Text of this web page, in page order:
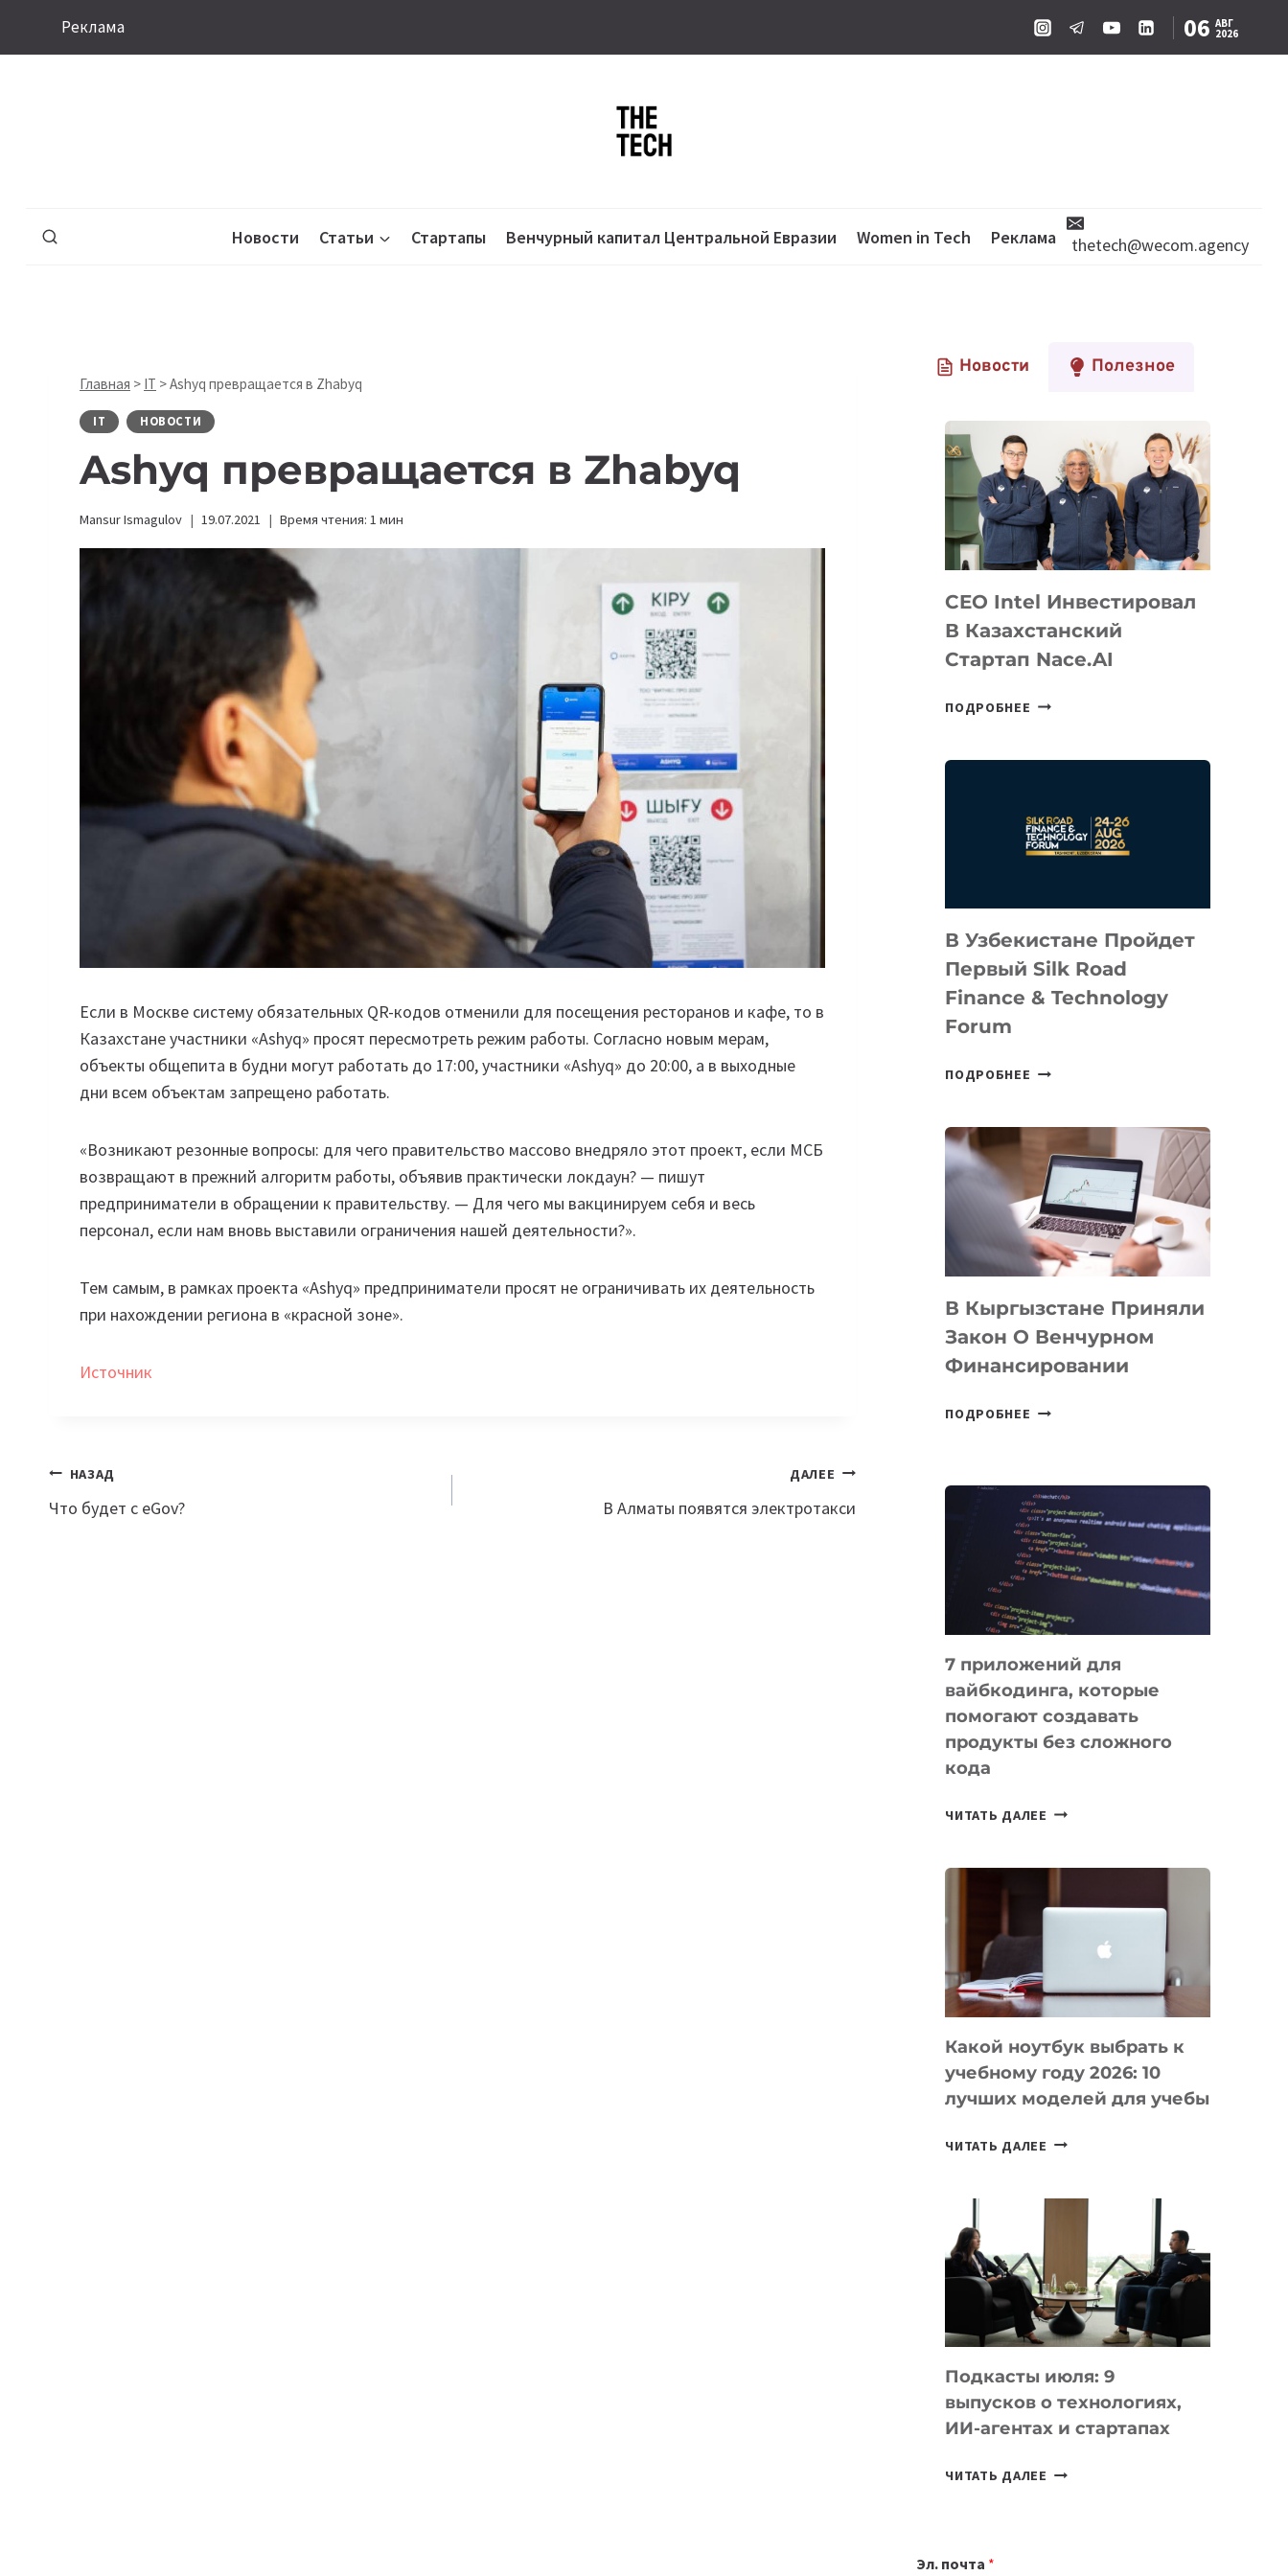
Реклама 06 АВГ
2026
Новости Статьи Стартапы Венчурный капитал Центральной Евразии Women in Tech Реклама thetech@wecom.agency
Главная > IT >Ashyq превращается в Zhabyq
IT НОВОСТИ
Ashyq превращается в Zhabyq
Mansur Ismagulov 19.07.2021 Время чтения: 1 мин
Если в Москве систему обязательных QR-кодов отменили для посещения ресторанов и кафе, то в
Казахстане участники «Ashyq» просят пересмотреть режим работы. Согласно новым мерам,
объекты общепита в будни могут работать до 17:00, участники «Ashyq» до 20:00, а в выходные
дни всем объектам запрещено работать.
«Возникают резонные вопросы: для чего правительство массово внедряло этот проект, если МСБ
возвращают в прежний алгоритм работы, объявив практически локдаун? — пишут
предприниматели в обращении к правительству. — Для чего мы вакцинируем себя и весь
персонал, если нам вновь выставили ограничения нашей деятельности?».
Тем самым, в рамках проекта «Ashyq» предприниматели просят не ограничивать их деятельность
при нахождении региона в «красной зоне».
Источник
Навигация
по
НАЗАД
Что будет с eGov?
ДАЛЕЕ
В Алматы появятся электротакси
Новости Полезное
CEO Intel Инвестировал
В Казахстанский
Стартап Nace.AI
ПОДРОБНЕЕ CEO
СТАРТАП
NACE.AI
В Узбекистане Пройдет
Первый Silk Road
Finance & Technology
Forum
ПОДРОБНЕЕ
SILK
ROAD
FINANCE
&
TECHNOLOGY
В Кыргызстане Приняли
Закон О Венчурном
Финансировании
ПОДРОБНЕЕ
О
ВЕНЧУРНОМ
ФИНАНСИРОВАНИИ
7 приложений для
вайбкодинга, которые
помогают создавать
продукты без сложного
кода
ЧИТАТЬ ДАЛЕЕ 7
КОТОРЫЕ
СОЗДАВАТЬ
БЕЗ
КОДА
Какой ноутбук выбрать к
учебному году 2026: 10
лучших моделей для учебы
ЧИТАТЬ ДАЛЕЕ КАКОЙ
2026:
10
ЛУЧШИХ
ДЛЯ
УЧЕБЫ
Подкасты июля: 9
выпусков о технологиях,
ИИ-агентах и стартапах
ЧИТАТЬ ДАЛЕЕ ПОДКАСТЫ
Эл. почта *